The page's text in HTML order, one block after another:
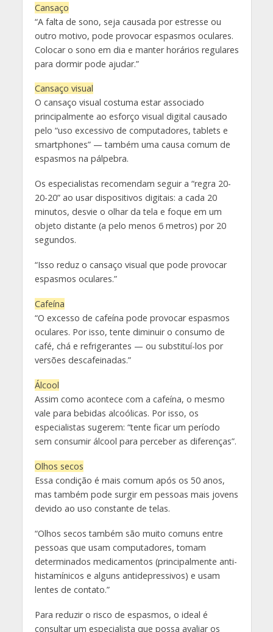
Cansaço
“A falta de sono, seja causada por estresse ou
outro motivo, pode provocar espasmos oculares.
Colocar o sono em dia e manter horários regulares
para dormir pode ajudar.”
Cansaço visual
O cansaço visual costuma estar associado
principalmente ao esforço visual digital causado
pelo “uso excessivo de computadores, tablets e
smartphones” — também uma causa comum de
espasmos na pálpebra.
Os especialistas recomendam seguir a “regra 20-
20-20” ao usar dispositivos digitais: a cada 20
minutos, desvie o olhar da tela e foque em um
objeto distante (a pelo menos 6 metros) por 20
segundos.
“Isso reduz o cansaço visual que pode provocar
espasmos oculares.”
Cafeína
“O excesso de cafeína pode provocar espasmos
oculares. Por isso, tente diminuir o consumo de
café, chá e refrigerantes — ou substituí-los por
versões descafeinadas.”
Álcool
Assim como acontece com a cafeína, o mesmo
vale para bebidas alcoólicas. Por isso, os
especialistas sugerem: “tente ficar um período
sem consumir álcool para perceber as diferenças”.
Olhos secos
Essa condição é mais comum após os 50 anos,
mas também pode surgir em pessoas mais jovens
devido ao uso constante de telas.
“Olhos secos também são muito comuns entre
pessoas que usam computadores, tomam
determinados medicamentos (principalmente anti-
histamínicos e alguns antidepressivos) e usam
lentes de contato.”
Para reduzir o risco de espasmos, o ideal é
consultar um especialista que possa avaliar os